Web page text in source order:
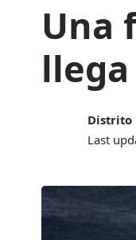
Una
Last
Distrito